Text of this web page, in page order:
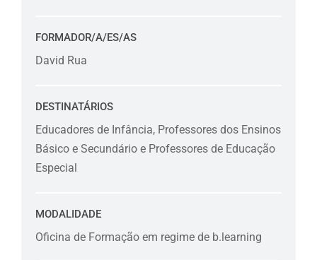
FORMADOR/A/ES/AS
David Rua
DESTINATÁRIOS
Educadores de Infância, Professores dos Ensinos
Básico e Secundário e Professores de Educação
Especial
MODALIDADE
Oficina de Formação em regime de b.learning